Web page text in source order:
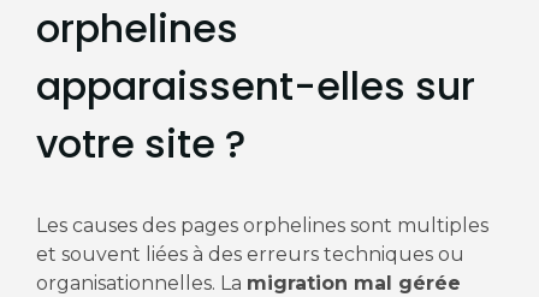
orphelines
apparaissent-elles sur
votre site ?
Les causes des pages orphelines sont multiples
et souvent liées à des erreurs techniques ou
organisationnelles. La migration mal gérée